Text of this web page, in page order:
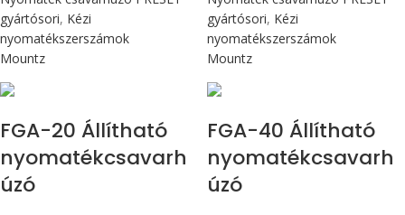
gyártósori, Kézi
nyomatékszerszámok
Mountz
gyártósori, Kézi
nyomatékszerszámok
Mountz
FGA-20 Állítható
nyomatékcsavarh
úzó
FGA-40 Állítható
nyomatékcsavarh
úzó